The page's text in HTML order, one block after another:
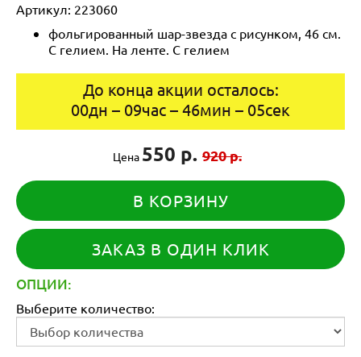
Артикул: 223060
фольгированный шар-звезда с рисунком, 46 см.
С гелием. На ленте. С гелием
До конца акции осталось:
00дн – 09час – 46мин – 05сек
Цена 550 р. 920 р.
В КОРЗИНУ
ЗАКАЗ В ОДИН КЛИК
ОПЦИИ:
Выберите количество: